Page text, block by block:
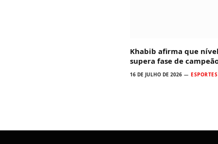
Khabib afirma que
supera fase de
16 DE JULHO DE 2026 ESPORTES